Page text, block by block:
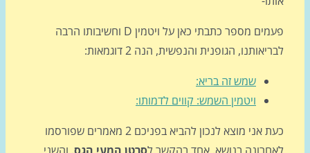
פעמים מספר כתבתי כאן על ויטמין D וחשיבותו הרבה
הגופנית והנפשית, הנה 2 דוגמאות:
שמש זה בריא:
ויטמין השמש: קווים לדמותו:
כעת אני מוצא לנכון להביא בפניכם 2 מאמרים שפורסמו